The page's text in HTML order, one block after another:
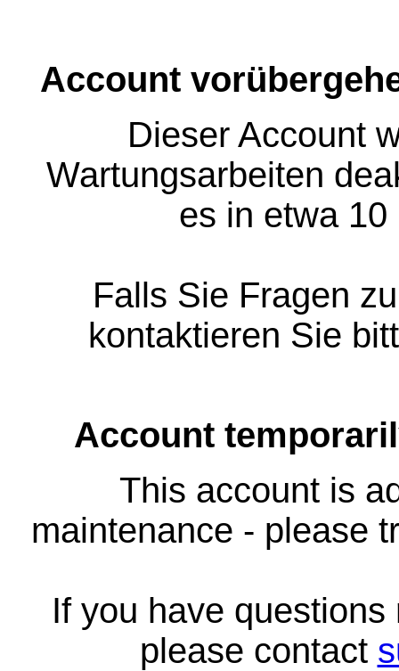
Account
Dieser Account
Wartungsarbeiten
es in etwa
Falls Sie Fragen
kontaktieren Sie
Account
This account is
maintenance - please
If you have
please contact